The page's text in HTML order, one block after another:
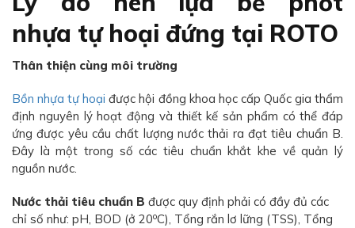
nhựa tự hoại đứng tại ROTO
Thân thiện cùng môi trường
Bồn nhựa tự hoại được hội đồng khoa học cấp Quốc gia thẩm
định nguyên lý hoạt động và thiết kế sản phẩm có thể đáp
ứng được yêu cầu chất lượng nước thải ra đạt tiêu chuẩn B.
Đây là một trong số các tiêu chuẩn khắt khe về quản lý
nguồn nước.
Nước thải tiêu chuẩn B được quy định phải có đầy đủ các
chỉ số như: pH, BOD (ở 20oC), Tổng rắn lơ lững (TSS), Tổng